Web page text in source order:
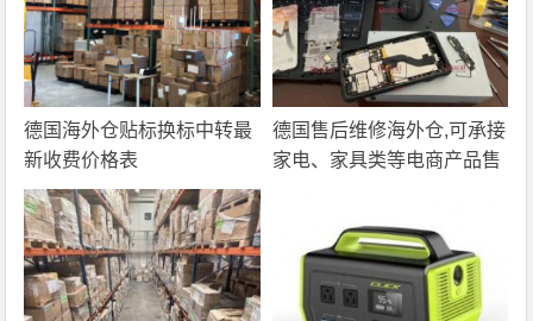
德国海外仓贴标换标中转最
新收费价格表
德国售后维修海外仓,可承接
家电、家具类等电商产品售